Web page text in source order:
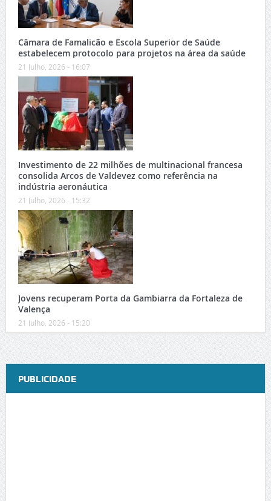
Câmara de Famalicão e Escola Superior de Saúde
estabelecem protocolo para projetos na área da saúde
21 Julho, 2026 - 16:07
Investimento de 22 milhões de multinacional francesa
consolida Arcos de Valdevez como referência na
indústria aeronáutica
21 Julho, 2026 - 15:32
Jovens recuperam Porta da Gambiarra da Fortaleza de
Valença
21 Julho, 2026 - 15:20
PUBLICIDADE